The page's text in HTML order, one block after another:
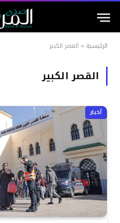
الرئيسية » القصر الكبير
القصر الكبير
أخبار